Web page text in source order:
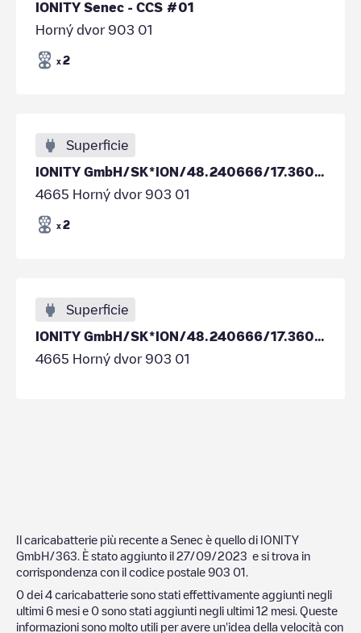
IONITY Senec - CCS #01
Horný dvor 903 01
x 2
Superficie
IONITY GmbH/SK*ION/48.240666/17.360754
4665 Horný dvor 903 01
x 2
Superficie
IONITY GmbH/SK*ION/48.240666/17.360754
4665 Horný dvor 903 01
Il caricabatterie più recente a Senec è quello di IONITY
GmbH/363 . È stato aggiunto il 27/09/2023 e si trova in
corrispondenza con il codice postale 903 01
0 dei 4 caricabatterie sono stati effettivamente aggiunti negli
ultimi 6 mesi e 0 sono stati aggiunti negli ultimi 12 mesi. Queste
informazioni sono molto utili per avere un'idea della velocità con